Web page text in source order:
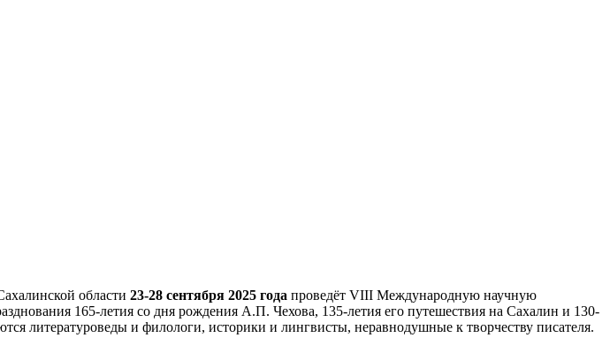
области 23-28 сентября 2025 года проведёт VIII Международную научную
165-летия со дня рождения А.П. Чехова, 135-летия его путешествия на Сахалин и 130-
литературоведы и филологи, историки и лингвисты, неравнодушные к творчеству писателя.